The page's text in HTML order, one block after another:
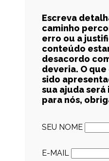
Escreva
caminho
erro ou a
conteúdo
desacordo
deveria. O
sido
sua ajuda
para nós,
SEU NOME
E-MAIL